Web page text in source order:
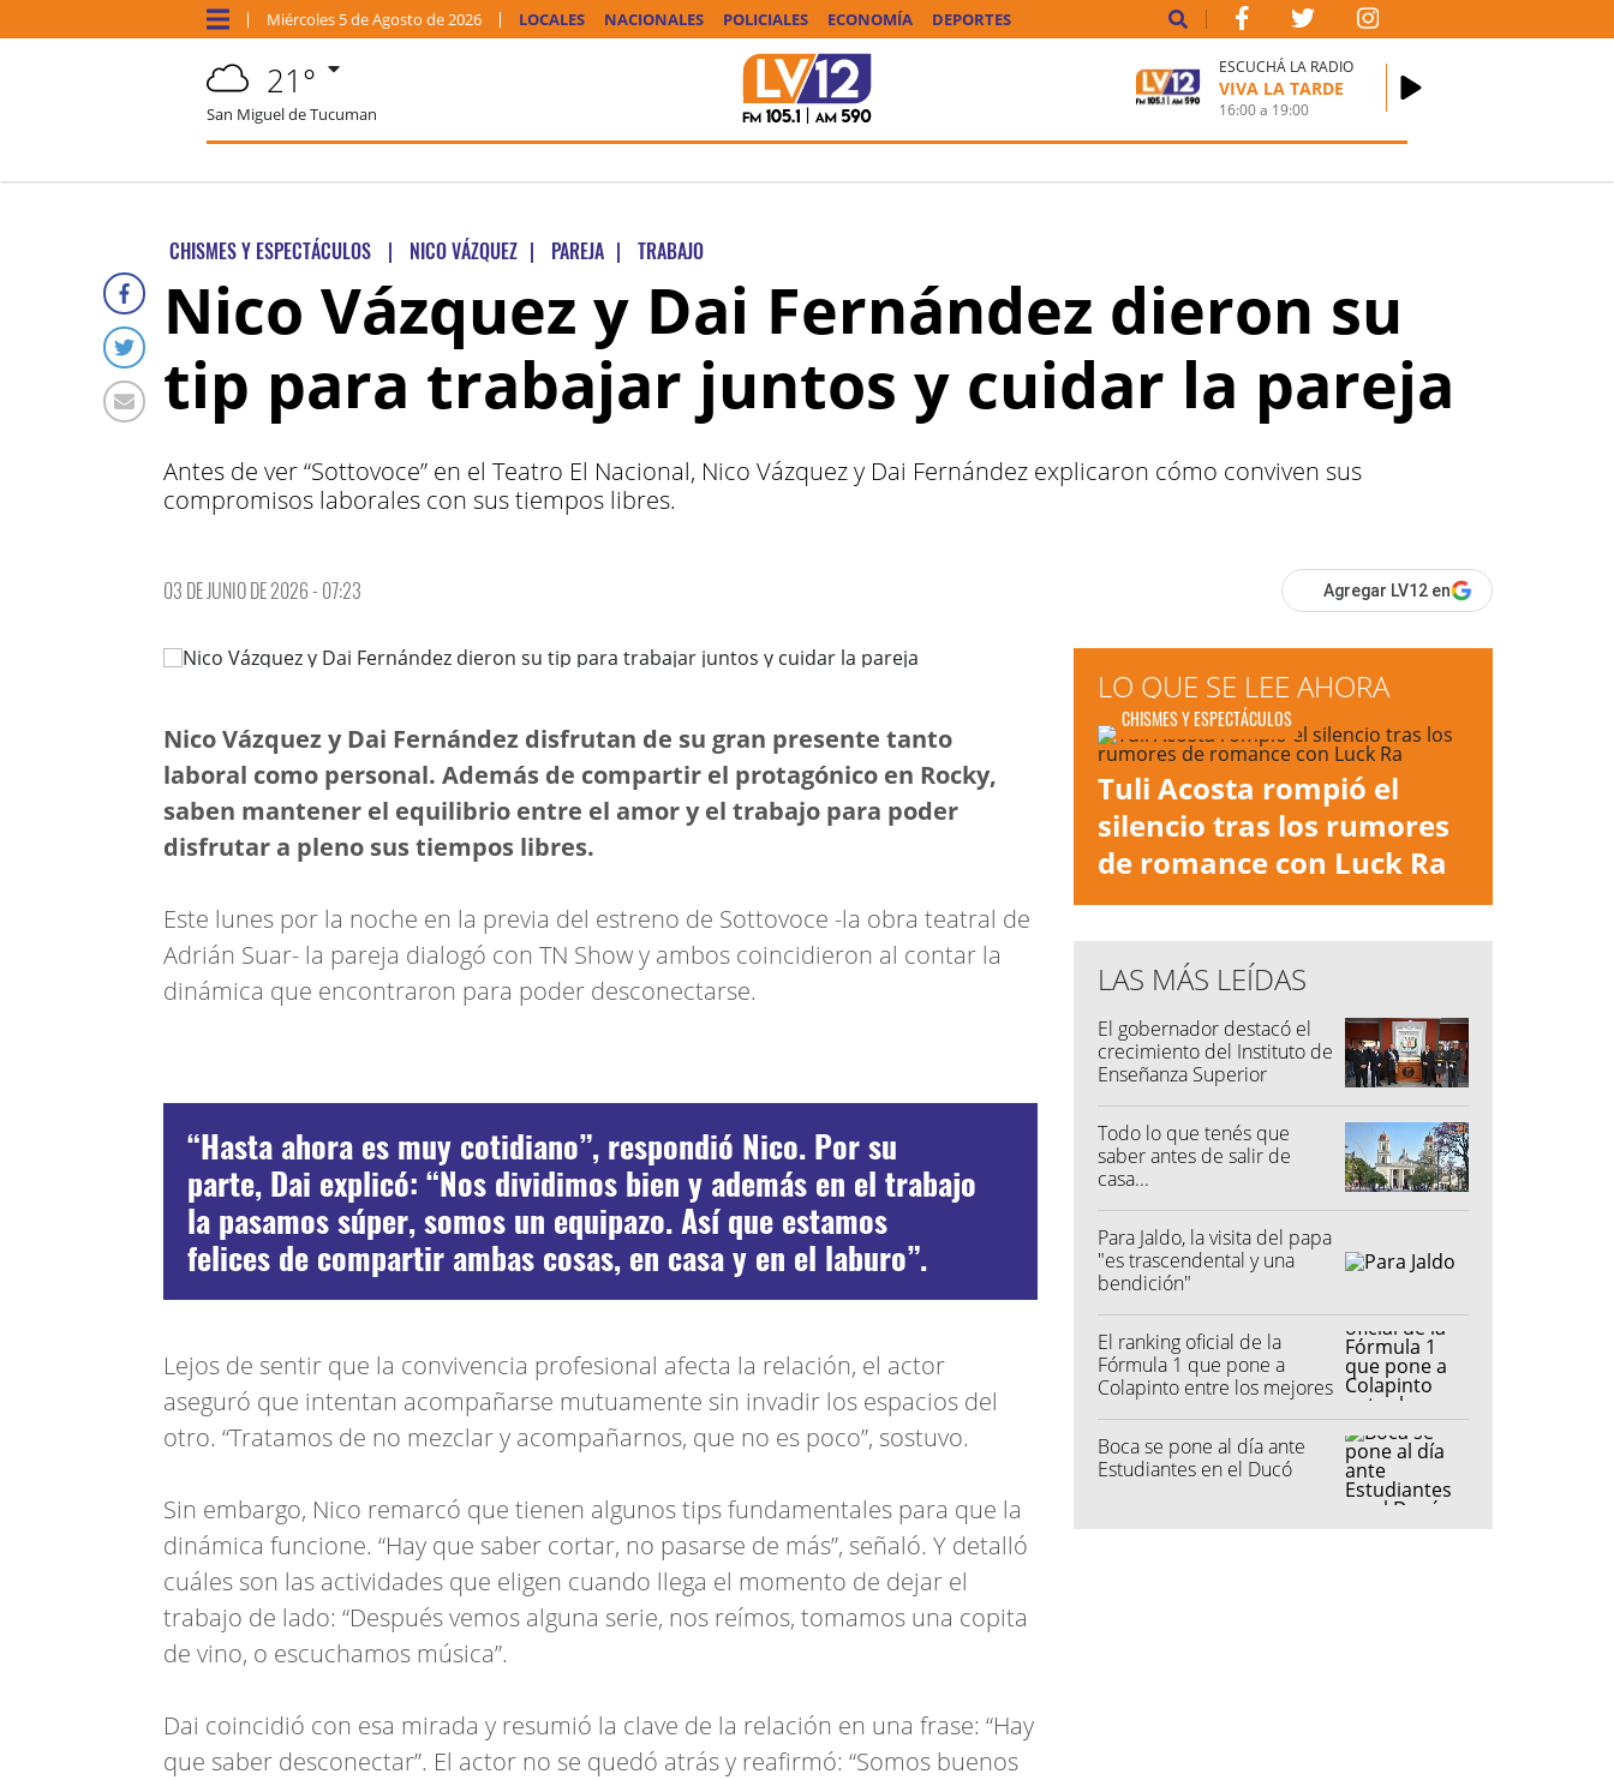
Miércoles 5 deAgosto de 2026 LOCALES NACIONALES POLICIALES ECONOMÍA DEPORTES
21°
San Miguel de Tucuman
ESCUCHÁ LA RADIO
VIVA LA TARDE
16:00a 19:00
CHISMES Y ESPECTÁCULOS | NICO VÁZQUEZ | PAREJA | TRABAJO
Nico Vázquez y Dai Fernández dieron su
tip para trabajar juntos y cuidar la pareja
Antes de ver “Sottovoce” en el Teatro El Nacional, Nico Vázquez y Dai Fernández explicaron cómo conviven sus
compromisos laborales con sus tiempos libres.
03 DE JUNIO DE 2026 - 07:23 Agregar LV12 en
Nico Vázquez y Dai Fernández disfrutan de su gran presente tanto
laboral como personal. Además de compartir el protagónico en Rocky,
saben mantener el equilibrio entre el amor y el trabajo para poder
disfrutar a pleno sus tiempos libres.
Este lunes por la noche en la previa del estreno de Sottovoce -la obra teatral de
Adrián Suar- la pareja dialogó con TN Show y ambos coincidieron al contar la
dinámica que encontraron para poder desconectarse.
“Hasta ahora es muy cotidiano”, respondió Nico. Por su
parte, Dai explicó: “Nos dividimos bien y además en el trabajo
la pasamos súper, somos un equipazo. Así que estamos
felices de compartir ambas cosas, en casa y en el laburo”.
Lejos de sentir que la convivencia profesional afecta la relación, el actor
aseguró que intentan acompañarse mutuamente sin invadir los espacios del
otro. “Tratamos de no mezclar y acompañarnos, que no es poco”, sostuvo.
Sin embargo, Nico remarcó que tienen algunos tips fundamentales para que la
dinámica funcione. “Hay que saber cortar, no pasarse de más”, señaló. Y detalló
cuáles son las actividades que eligen cuando llega el momento de dejar el
trabajo de lado: “Después vemos alguna serie, nos reímos, tomamos una copita
de vino, o escuchamos música”.
Dai coincidió con esa mirada y resumió la clave de la relación en una frase: “Hay
que saber desconectar”. El actor no se quedó atrás y reafirmó: “Somos buenos
LO QUE SE LEE AHORA
CHISMES Y ESPECTÁCULOS
Tuli Acosta rompió el
silencio tras los rumores
de romance con Luck Ra
LAS MÁS LEÍDAS
El gobernador destacó el
crecimiento del Instituto de
Enseñanza Superior
Todo lo que tenés que
saber antes de salir de
casa...
Para Jaldo, la visita del papa
"es trascendental y una
bendición"
El ranking oficial de la
Fórmula 1 que pone a
Colapinto entre los mejores
Boca se pone al día ante
Estudiantes en el Ducó